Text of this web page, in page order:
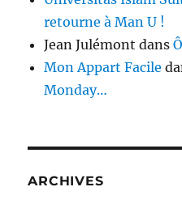
retourne à Man U !
Jean Julémont dans
Mon Appart Facile
Monday…
ARCHIVES